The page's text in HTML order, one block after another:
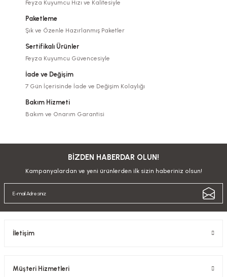
Feyza Kuyumcu Hızı ve Kalitesiyle
Paketleme
Şık ve Özenle Hazırlanmış Paketler
Sertifikalı Ürünler
Feyza Kuyumcu Güvencesiyle
İade ve Değişim
7 Gün İçerisinde İade ve Değişim Kolaylığı
Bakım Hizmeti
Bakım ve Onarım Garantisi
BİZDEN HABERDAR OLUN!
Kampanyalardan ve yeni ürünlerden ilk sizin haberiniz olsun!
İletişim
Müşteri Hizmetleri